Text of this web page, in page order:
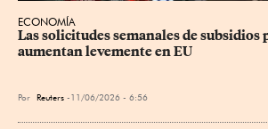
ECONOMÍA
Las solicitudes semanales de subsidios
aumentan levemente en EU
Por Reuters 11/06/2026 - 6:56